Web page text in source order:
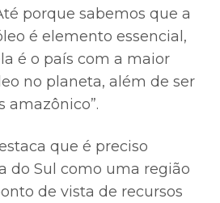
porque sabemos que a
é elemento essencial,
é o país com a maior
no planeta, além de ser
que é preciso
do Sul como uma região
de vista de recursos